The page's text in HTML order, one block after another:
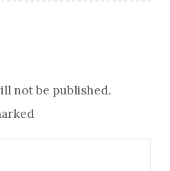
not be published.